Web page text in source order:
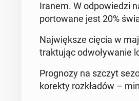
Iranem. W odpowiedzi
portowane jest 20%
Na­jwięk­sze cięcia w
trak­tu­jąc odwoły­wanie
Prog­nozy na szczyt
korekty rozkładów –